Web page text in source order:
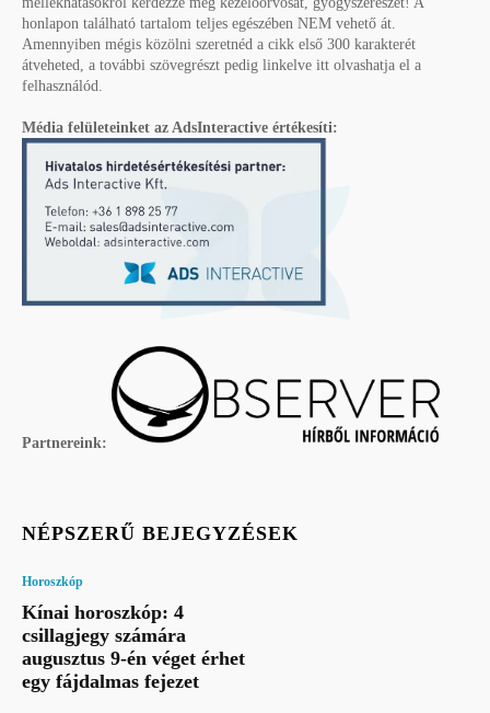
honlapon található tartalom teljes egészében NEM vehető át.
Amennyiben mégis közölni szeretnéd a cikk első 300 karakterét
átveheted, a további szövegrészt pedig linkelve itt olvashatja el a
felhasználód.
Média felületeinket az AdsInteractive értékesíti:
Partnereink:
NÉPSZERŰ BEJEGYZÉSEK
Horoszkóp
Kínai horoszkóp: 4
csillagjegy számára
augusztus 9-én véget érhet
egy fájdalmas fejezet